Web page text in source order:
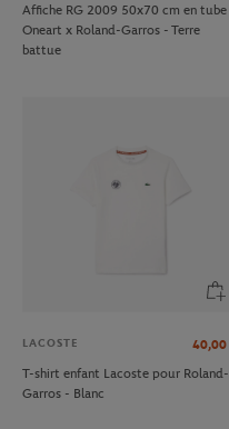
Affiche RG 2009 50x70 cm en tube
Oneart x Roland-Garros - Terre
battue
LACOSTE 40,00
T-shirt enfant Lacoste pour Roland-
Garros - Blanc